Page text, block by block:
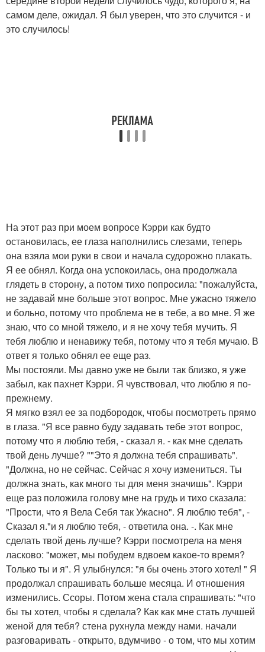
самом деле, ожидал. Я был уверен, что это случится - и
это случилось!
На этот раз при моем вопросе Кэрри как будто
остановилась, ее глаза наполнились слезами, теперь
она взяла мои руки в свои и начала судорожно плакать.
Я ее обнял. Когда она успокоилась, она продолжала
глядеть в сторону, а потом тихо попросила: "пожалуйста,
не задавай мне больше этот вопрос. Мне ужасно тяжело
и больно, потому что проблема не в тебе, а во мне. Я же
знаю, что со мной тяжело, и я не хочу тебя мучить. Я
тебя люблю и ненавижу тебя, потому что я тебя мучаю. В
ответ я только обнял ее еще раз.
Мы постояли. Мы давно уже не были так близко, я уже
забыл, как пахнет Кэрри. Я чувствовал, что люблю я по-
прежнему.
Я мягко взял ее за подбородок, чтобы посмотреть прямо
в глаза. "Я все равно буду задавать тебе этот вопрос,
потому что я люблю тебя, - сказал я. - как мне сделать
твой день лучше? ""Это я должна тебя спрашивать".
"Должна, но не сейчас. Сейчас я хочу измениться. Ты
должна знать, как много ты для меня значишь". Кэрри
еще раз положила голову мне на грудь и тихо сказала:
"Прости, что я Вела Себя так Ужасно". Я люблю тебя", -
Сказал я."и я люблю тебя, - ответила она. -. Как мне
сделать твой день лучше? Кэрри посмотрела на меня
ласково: "может, мы побудем вдвоем какое-то время?
Только ты и я". Я улыбнулся: "я бы очень этого хотел! " Я
продолжал спрашивать больше месяца. И отношения
изменились. Ссоры. Потом жена стала спрашивать: "что
бы ты хотел, чтобы я сделала? Как как мне стать лучшей
женой для тебя? стена рухнула между нами. начали
разговаривать - открыто, вдумчиво - о том, что мы хотим